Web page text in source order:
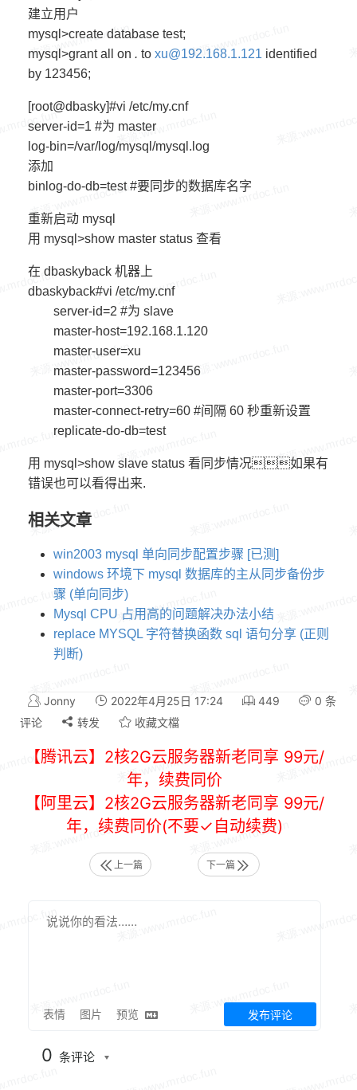
建立用户
mysql>create database test;
mysql>grant all on . to xu@192.168.1.121 identified
by 123456;
[root@dbasky]#vi /etc/my.cnf
server-id=1 #为 master
log-bin=/var/log/mysql/mysql.log
添加
binlog-do-db=test #要同步的数据库名字
重新启动 mysql
用 mysql>show master status 查看
在 dbaskyback 机器上
dbaskyback#vi /etc/my.cnf
server-id=2 #为 slave
master-host=192.168.1.120
master-user=xu
master-password=123456
master-port=3306
master-connect-retry=60 #间隔 60 秒重新设置
replicate-do-db=test
用 mysql>show slave status 看同步情况如果有
错误也可以看得出来.
相关文章
win2003 mysql 单向同步配置步骤 [已测]
windows 环境下 mysql 数据库的主从同步备份步
骤 (单向同步)
Mysql CPU 占用高的问题解决办法小结
replace MYSQL 字符替换函数 sql 语句分享 (正则
判断)
Jonny 2022年4月25日 17:24 449
0 条
评论
转发 收藏文檔
【腾讯云】2核2G云服务器新老同享 99元/
年，续费同价
【阿里云】2核2G云服务器新老同享 99元/
年，续费同价(不要✓自动续费)
上一篇 下一篇
表情 图片 预览 发布评论
0 条评论